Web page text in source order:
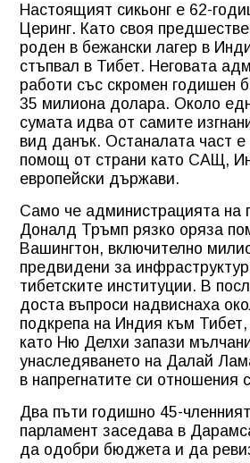
Настоящият сикьонг е 62-
Церинг. Като своя
роден в бежански лагер в
стъпвал в Тибет. Неговата
работи със скромен годишен
35 милиона долара. Около
сумата идва от самите
вид данък. Останалата част
помощ от страни като САЩ,
европейски държави.
Само че администрацията на
Доналд Тръмп рязко оряза
Вашингтон, включително
предвидени за
тибетските институции. В
доста въпроси надвиснаха
подкрепа на Индия към
като Ню Делхи запази
унаследяването на Далай
в напрегнатите си отношения
Два пъти годишно 45-
парламент заседава в
да одобри бюджета и да